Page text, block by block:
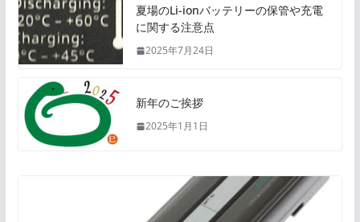
夏場のLi-ionバッテリーの保管や充電
に関する注意点
2025年7月24日
新年のご挨拶
2025年1月1日